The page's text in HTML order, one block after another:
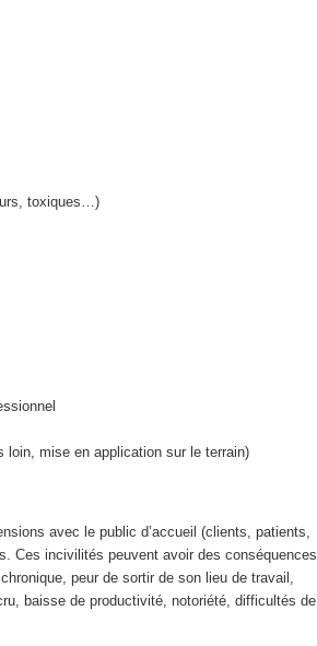
toxiques…)
loin, mise en application sur le terrain)
avec le public d’accueil (clients, patients,
Ces incivilités peuvent avoir des conséquences
peur de sortir de son lieu de travail,
baisse de productivité, notoriété, difficultés de